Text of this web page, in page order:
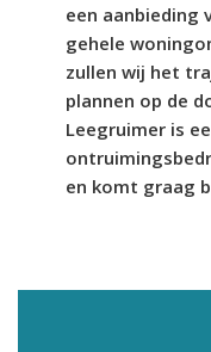
een aanbieding
gehele
zullen wij het
plannen op de
Leegruimer is
en komt graag